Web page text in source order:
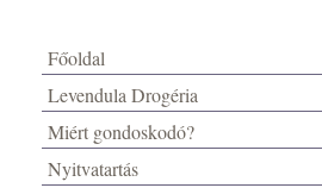
Főoldal
Levendula Drogéria
Miért gondoskodó?
Nyitvatartás